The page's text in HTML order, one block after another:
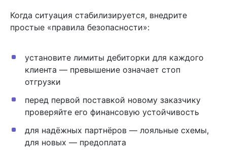
Когда ситуация стабилизируется, внедрите
простые «правила безопасности»:
установите лимиты дебиторки для каждого
клиента — превышение означает стоп
отгрузки
перед первой поставкой новому заказчику
проверяйте его финансовую устойчивость
для надёжных партнёров — лояльные схемы,
для новых — предоплата